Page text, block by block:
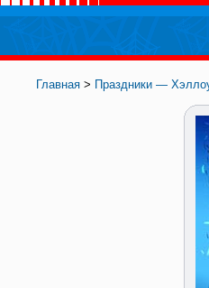
Главная > Праздники —